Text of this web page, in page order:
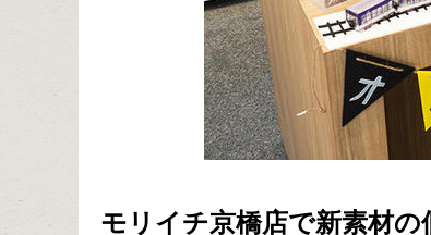
モリイチ京橋店で新素材